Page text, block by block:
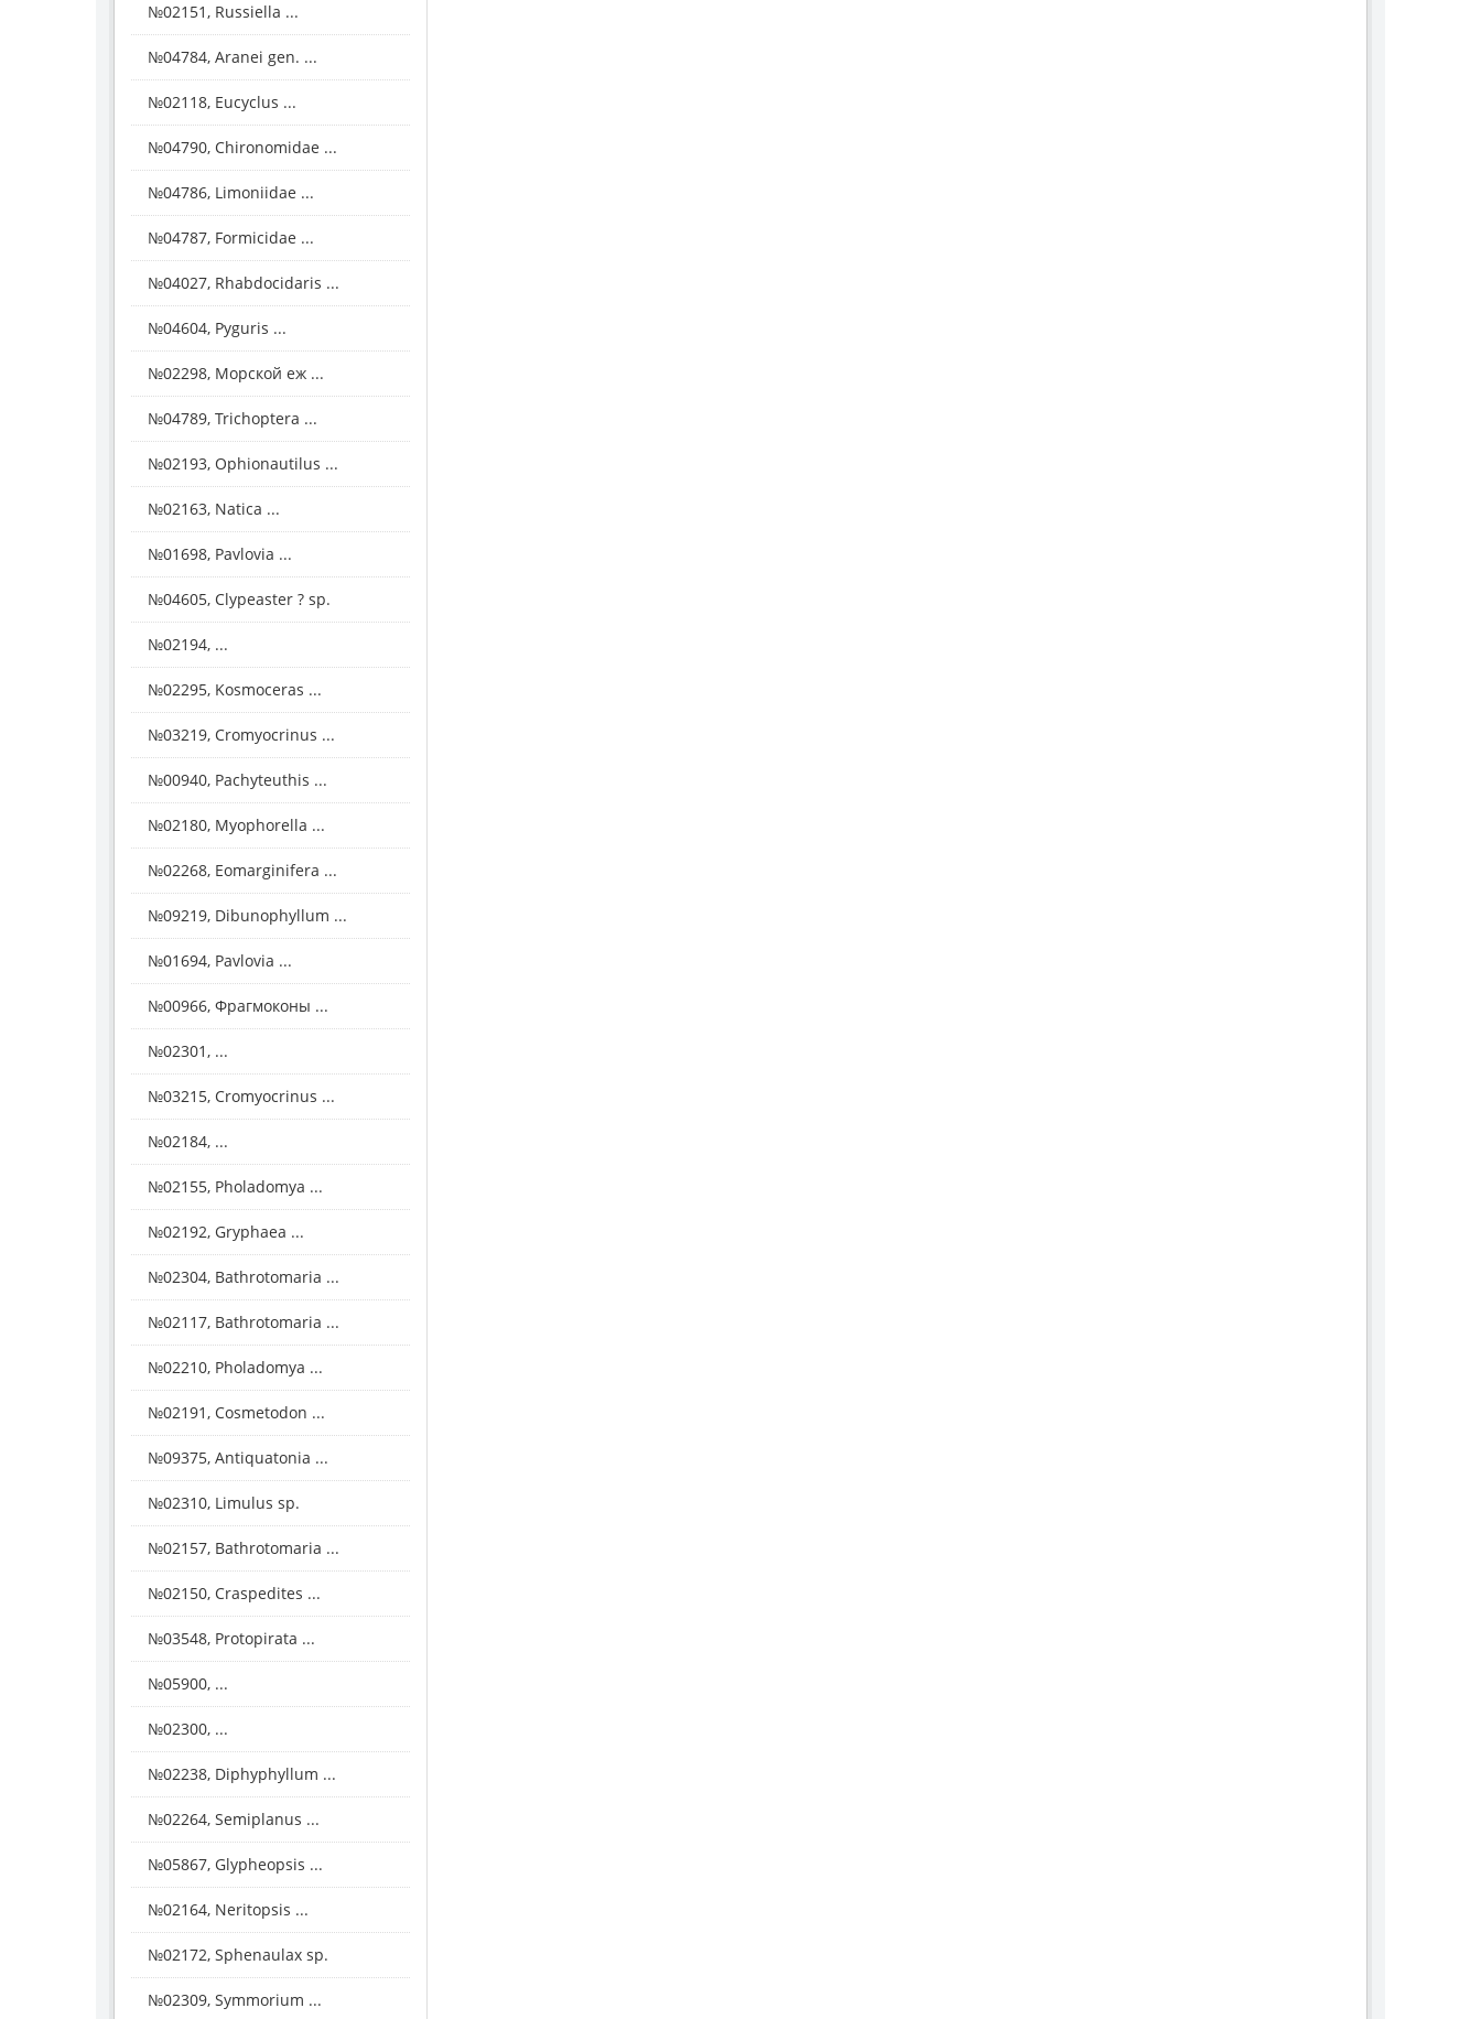
№02151, Russiella ...
№04784, Aranei gen. ...
№02118, Eucyclus ...
№04790, Chironomidae ...
№04786, Limoniidae ...
№04787, Formicidae ...
№04027, Rhabdocidaris ...
№04604, Pyguris ...
№02298, Морской еж ...
№04789, Trichoptera ...
№02193, Ophionautilus ...
№02163, Natica ...
№01698, Pavlovia ...
№04605, Clypeaster ? sp.
№02194, ...
№02295, Kosmoceras ...
№03219, Cromyocrinus ...
№00940, Pachyteuthis ...
№02180, Myophorella ...
№02268, Eomarginifera ...
№09219, Dibunophyllum ...
№01694, Pavlovia ...
№00966, Фрагмоконы ...
№02301, ...
№03215, Cromyocrinus ...
№02184, ...
№02155, Pholadomya ...
№02192, Gryphaea ...
№02304, Bathrotomaria ...
№02117, Bathrotomaria ...
№02210, Pholadomya ...
№02191, Cosmetodon ...
№09375, Antiquatonia ...
№02310, Limulus sp.
№02157, Bathrotomaria ...
№02150, Craspedites ...
№03548, Protopirata ...
№05900, ...
№02300, ...
№02238, Diphyphyllum ...
№02264, Semiplanus ...
№05867, Glypheopsis ...
№02164, Neritopsis ...
№02172, Sphenaulax sp.
№02309, Symmorium ...